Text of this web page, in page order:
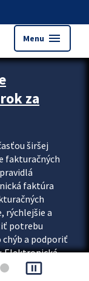
Menu menu
za
širšej
fakturačných
faktúra
rýchlejšie a
potrebu
chýb a podporiť
Elektronická
pause_presentation